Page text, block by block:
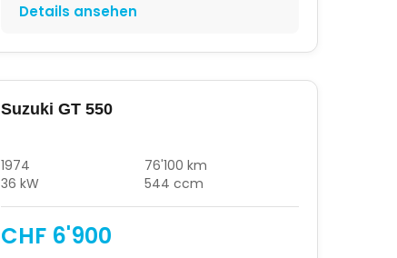
Details ansehen
Suzuki GT 550
1974
76'100 km
36 kW
544 ccm
CHF 6'900